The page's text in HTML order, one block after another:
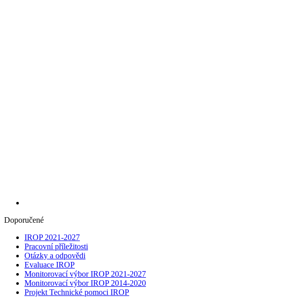
Doporučené
IROP 2021-2027
Pracovní příležitosti
Otázky a odpovědi
Evaluace IROP
Monitorovací výbor IROP 2021-2027
Monitorovací výbor IROP 2014-2020
Projekt Technické pomoci IROP